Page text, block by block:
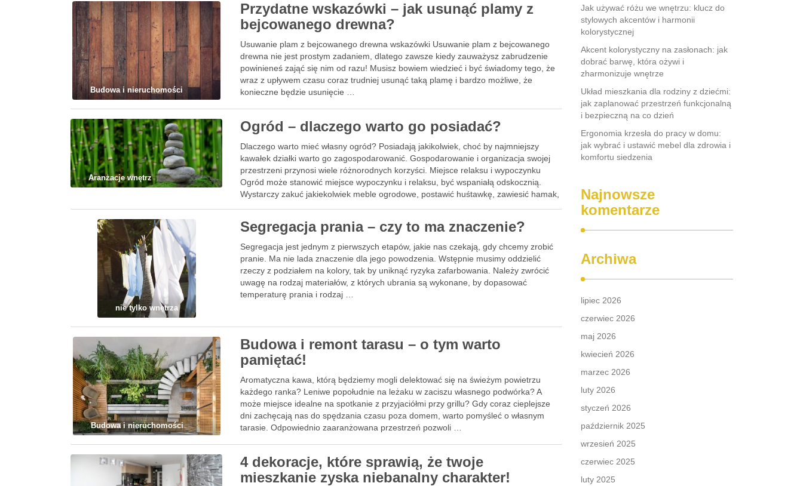
Budowa i nieruchomości
Przydatne wskazówki – jak usunąć plamy z
bejcowanego drewna?
Usuwanie plam z bejcowanego drewna wskazówki Usuwanie plam z bejcowanego
drewna nie jest prostym zadaniem, dlatego zawsze kiedy zauważysz zabrudzenie
powinieneś zająć się nim od razu! Musisz bowiem wiedzieć i być świadomy tego, że
wraz z upływem czasu coraz trudniej usunąć taką plamę i bardzo możliwe, że
konieczne będzie usunięcie …
Aranżacje wnętrz
Ogród – dlaczego warto go posiadać?
Dlaczego warto mieć własny ogród? Posiadają jakikolwiek, choć by najmniejszy
kawałek działki warto go zagospodarowanić. Gospodarowanie i organizacja swojej
przestrzeni przynosi wiele różnorodnych korzyści. Miejsce relaksu i wypoczynku
Ogród może stanowić miejsce wypoczynku i relaksu, być wspaniałą odskocznią.
Wystarczy zakuć jakiekolwiek meble ogrodowe, postawić huśtawkę, zawiesić hamak,
nie tylko wnętrza
Segregacja prania – czy to ma znaczenie?
Segregacja jest jednym z pierwszych etapów, jakie nas czekają, gdy chcemy zrobić
pranie. Ma nie lada znaczenie dla jego powodzenia. Wstępnie musimy oddzielić
rzeczy z podziałem na kolory, tak by uniknąć ryzyka zafarbowania. Należy zwrócić
uwagę na rodzaj materiałów, z których ubrania są wykonane, by dopasować
temperaturę prania i rodzaj …
Budowa i nieruchomości
Budowa i remont tarasu – o tym warto
pamiętać!
Aromatyczna kawa, którą będziemy mogli delektować się na świeżym powietrzu
każdego ranka? Leniwe popołudnie na leżaku w zaciszu własnego podwórka? A
może miejsce idealne na spotkanie z przyjaciółmi przy grillu? Gdy coraz cieplejsze
dni zachęcają nas do spędzania czasu poza domem, warto pomyśleć o własnym
tarasie. Odpowiednio zaaranżowana przestrzeń pozwoli …
4 dekoracje, które sprawią, że twoje
mieszkanie zyska niebanalny charakter!
Jak używać różu we wnętrzu: klucz do
stylowych akcentów i harmonii
kolorystycznej
Akcent kolorystyczny na zasłonach: jak
dobrać barwę, która ożywi i
zharmonizuje wnętrze
Układ mieszkania dla rodziny z dziećmi:
jak zaplanować przestrzeń funkcjonalną
i bezpieczną na co dzień
Ergonomia krzesła do pracy w domu:
jak wybrać i ustawić mebel dla zdrowia i
komfortu siedzenia
Najnowsze
komentarze
Archiwa
lipiec 2026
czerwiec 2026
maj 2026
kwiecień 2026
marzec 2026
luty 2026
styczeń 2026
październik 2025
wrzesień 2025
czerwiec 2025
luty 2025